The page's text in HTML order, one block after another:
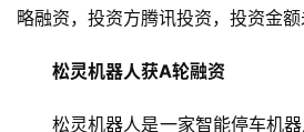
创
略融资，投资方腾讯投资，投资金额
松灵机器人获A轮融资
松灵机器人是一家智能停车机